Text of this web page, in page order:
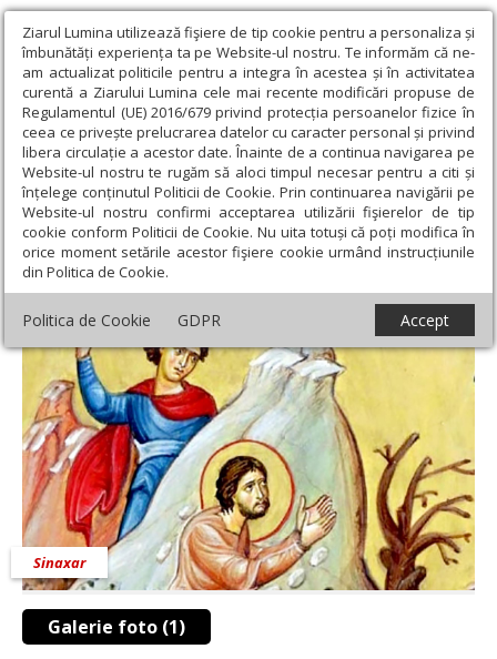
Ziarul Lumina utilizează fişiere de tip cookie pentru a personaliza și
îmbunătăți experiența ta pe Website-ul nostru. Te informăm că ne-
am actualizat politicile pentru a integra în acestea și în activitatea
curentă a Ziarului Lumina cele mai recente modificări propuse de
Regulamentul (UE) 2016/679 privind protecția persoanelor fizice în
ceea ce privește prelucrarea datelor cu caracter personal și privind
libera circulație a acestor date. Înainte de a continua navigarea pe
Website-ul nostru te rugăm să aloci timpul necesar pentru a citi și
înțelege conținutul Politicii de Cookie. Prin continuarea navigării pe
Website-ul nostru confirmi acceptarea utilizării fişierelor de tip
cookie conform Politicii de Cookie. Nu uita totuși că poți modifica în
orice moment setările acestor fişiere cookie urmând instrucțiunile
din Politica de Cookie.
Politica de Cookie GDPR Accept
Ziarul Lumina › Teologie și spiritualitate › Sinaxar › Sfântul
Apostol Arhip
Sfântul Apostol Arhip
Galerie foto (1)
Sinaxar